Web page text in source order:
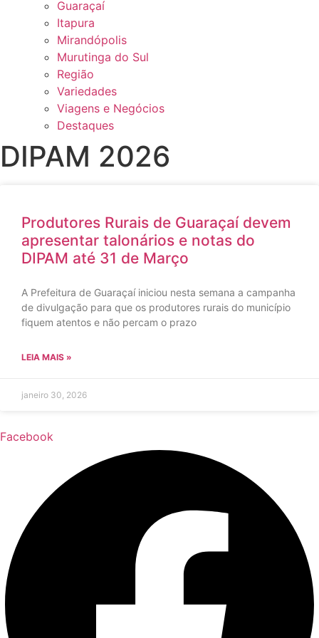
Guaraçaí
Itapura
Mirandópolis
Murutinga do Sul
Região
Variedades
Viagens e Negócios
Destaques
DIPAM 2026
Produtores Rurais de Guaraçaí devem
apresentar talonários e notas do
DIPAM até 31 de Março
A Prefeitura de Guaraçaí iniciou nesta semana a campanha
de divulgação para que os produtores rurais do município
fiquem atentos e não percam o prazo
LEIA MAIS »
janeiro 30, 2026
Facebook